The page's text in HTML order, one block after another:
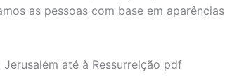
as pessoas com base em aparências
até à Ressurreição pdf